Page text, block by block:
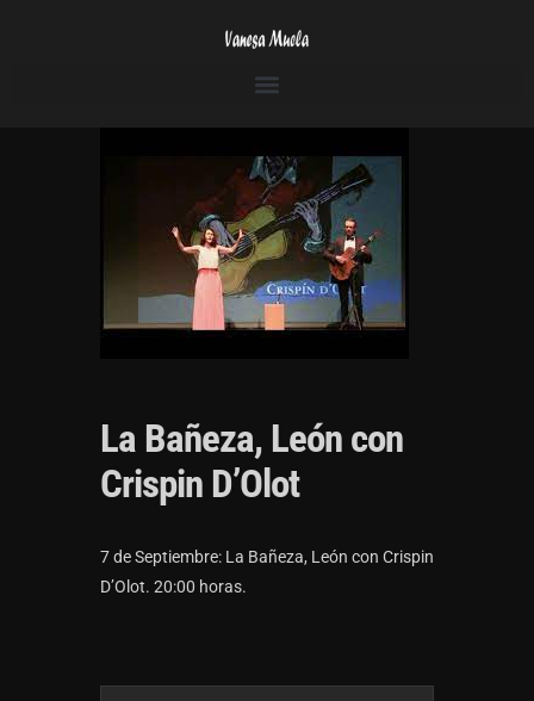
La Bañeza, León con
Crispin D’Olot
7 de Septiembre: La Bañeza, León con Crispin
D’Olot. 20:00 horas.